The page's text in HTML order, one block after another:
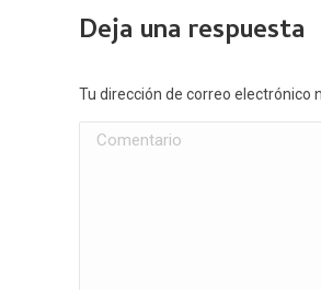
Deja una respuesta
Tu dirección de correo electrónico
Comentario